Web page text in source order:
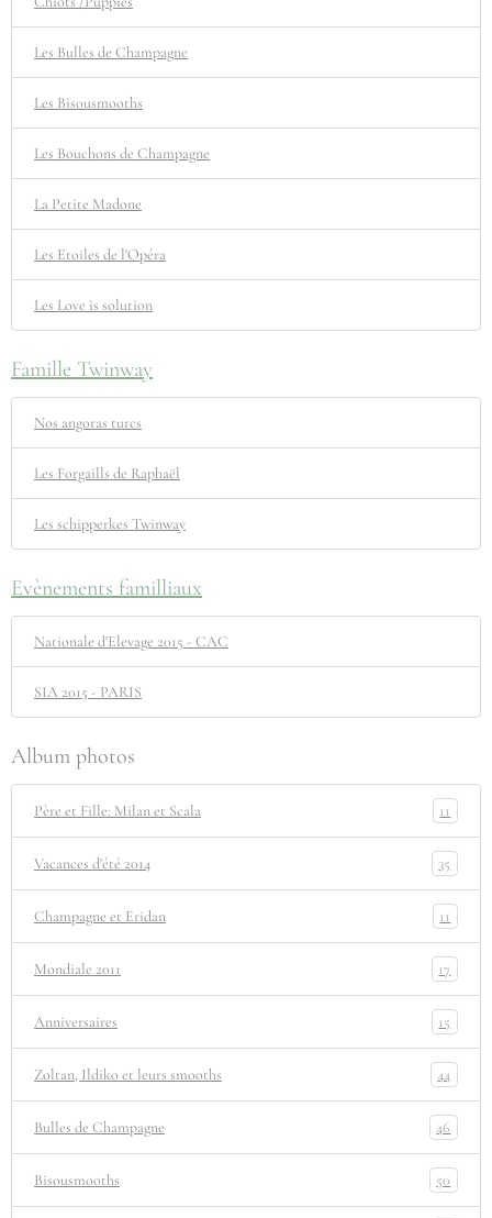
Les Bulles de Champagne
Les Bisousmooths
Les Bouchons de Champagne
La Petite Madone
Les Etoiles de l'Opéra
Les Love is solution
Famille Twinway
Nos angoras turcs
Les Forgaills de Raphaël
Les schipperkes Twinway
Evènements familliaux
Nationale d'Elevage 2015 - CAC
SIA 2015 - PARIS
Album photos
Père et Fille: Milan et Scala 11
Vacances d'été 2014 35
Champagne et Eridan 11
Mondiale 2011 17
Anniversaires 15
Zoltan, Ildiko et leurs smooths 44
Bulles de Champagne 46
Bisousmooths 50